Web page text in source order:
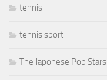
tennis
tennis sport
The Japonese Pop Stars